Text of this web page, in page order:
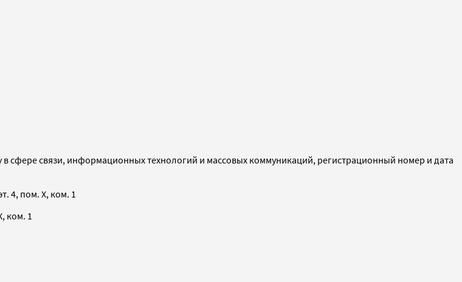
сфере связи, информационных технологий и массовых коммуникаций, регистрационный номер и дата
4, пом. X, ком. 1
ком. 1